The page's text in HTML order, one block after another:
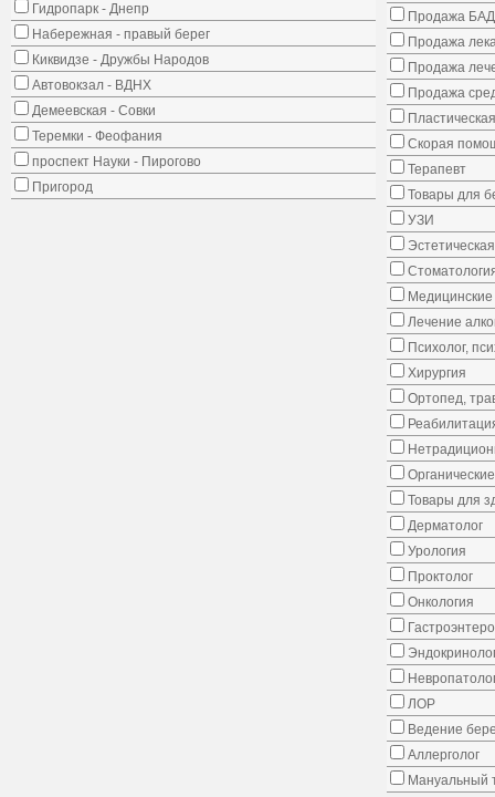
Гидропарк - Днепр
Набережная - правый берег
Киквидзе - Дружбы Народов
Автовокзал - ВДНХ
Демеевская - Совки
Теремки - Феофания
проспект Науки - Пирогово
Пригород
Продажа
Продажа
Продажа
Продажа
Скорая
Терапевт
Товары для
УЗИ
Медицинские
Лечение
Психолог,
Хирургия
Ортопед,
Товары для
Дерматолог
Урология
Проктолог
Онкология
ЛОР
Ведение
Аллерголог
Мануальный